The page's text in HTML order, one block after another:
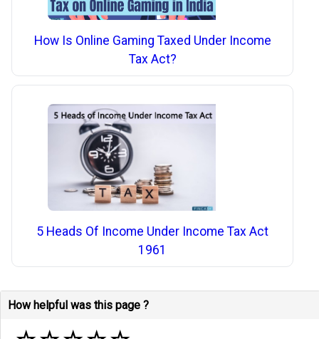
How Is Online Gaming Taxed Under Income
Tax Act?
5 Heads Of Income Under Income Tax Act
1961
How helpful was this page ?